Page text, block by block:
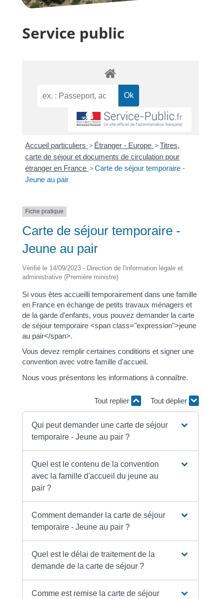
Service public
Accueil particuliers > Étranger - Europe >Titres,
carte de séjour et documents de circulation pour
étranger en France >Carte de séjour temporaire -
Jeune au pair
Fiche pratique
Carte de séjour temporaire -
Jeune au pair
Vérifié le 14/09/2023 - Direction de l'information légale et
administrative (Première ministre)
Si vous êtes accueilli temporairement dans une famille
en France en échange de petits travaux ménagers et
de la garde d'enfants, vous pouvez demander la carte
de séjour temporaire <span class="expression">jeune
au pair</span>.
Vous devez remplir certaines conditions et signer une
convention avec votre famille d'accueil.
Nous vous présentons les informations à connaître.
Tout replier Tout déplier
Qui peut demander une carte de séjour
temporaire - Jeune au pair ?
Quel est le contenu de la convention
avec la famille d'accueil du jeune au
pair ?
Comment demander la carte de séjour
temporaire - Jeune au pair ?
Quel est le délai de traitement de la
demande de la carte de séjour ?
Comme est remise la carte de séjour